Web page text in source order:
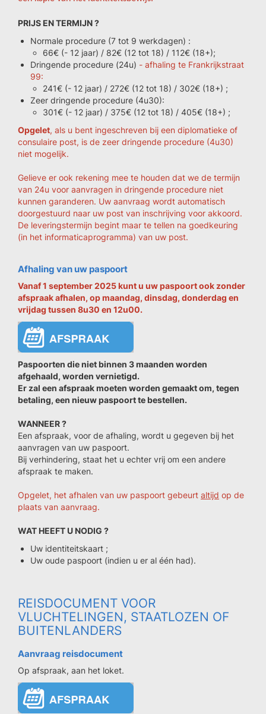
PRIJS EN TERMIJN ?
Normale procedure (7 tot 9 werkdagen) :
66€ (- 12 jaar) / 82€ (12 tot 18) / 112€ (18+);
Dringende procedure (24u) - afhaling te Frankrijkstraat
99:
241€ (- 12 jaar) / 272€ (12 tot 18) / 302€ (18+) ;
Zeer dringende procedure (4u30):
301€ (- 12 jaar) / 375€ (12 tot 18) / 405€ (18+) ;
Opgelet, als u bent ingeschreven bij een diplomatieke of
consulaire post, is de zeer dringende procedure (4u30)
niet mogelijk.
Gelieve er ook rekening mee te houden dat we de termijn
van 24u voor aanvragen in dringende procedure niet
kunnen garanderen. Uw aanvraag wordt automatisch
doorgestuurd naar uw post van inschrijving voor akkoord.
De leveringstermijn begint maar te tellen na goedkeuring
(in het informaticaprogramma) van uw post.
Afhaling van uw paspoort
Vanaf 1 september 2025 kunt u uw paspoort ook zonder
afspraak afhalen, op maandag, dinsdag, donderdag en
vrijdag tussen 8u30 en 12u00.
Paspoorten die niet binnen 3 maanden worden
afgehaald, worden vernietigd.
Er zal een afspraak moeten worden gemaakt om, tegen
betaling, een nieuw paspoort te bestellen.
WANNEER ?
Een afspraak, voor de afhaling, wordt u gegeven bij het
aanvragen van uw paspoort.
Bij verhindering, staat het u echter vrij om een andere
afspraak te maken.
Opgelet, het afhalen van uw paspoort gebeurt altijd op de
plaats van aanvraag.
WAT HEEFT U NODIG ?
Uw identiteitskaart ;
Uw oude paspoort (indien u er al één had).
REISDOCUMENT VOOR
VLUCHTELINGEN, STAATLOZEN OF
BUITENLANDERS
Aanvraag reisdocument
Op afspraak, aan het loket.